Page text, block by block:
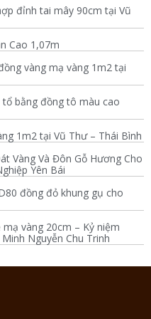
đỉnh tai mây 90cm tại Vũ
Cao 1,07m
vàng mạ vàng 1m2 tại
bằng đồng tô màu cao
1m2 tại Vũ Thư – Thái Bình
Vàng Và Đôn Gỗ Hương Cho
Yên Bái
đồng đỏ khung gụ cho
vàng 20cm – Kỷ niệm
Nguyễn Chu Trinh